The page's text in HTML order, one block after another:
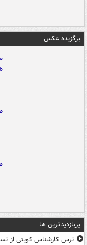
برگزیده عکس
پربازدیدترین ها
ترس کارشناس کویتی از